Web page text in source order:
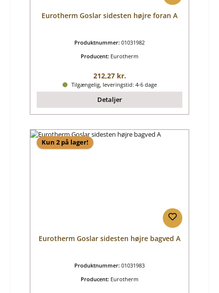
Eurotherm Goslar sidesten højre foran A
Produktnummer: 01031982
Producent: Eurotherm
Almindelig pris:
212,27 kr.
Tilgængelig, leveringstid: 4-6 dage
Detaljer
Kun 2 på lager!
Eurotherm Goslar sidesten højre bagved A
Produktnummer: 01031983
Producent: Eurotherm